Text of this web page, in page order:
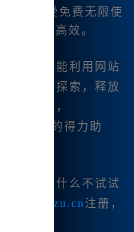
可以享受免费无限使
创作更高效。
趣，还能利用网站
中不断探索，释放
通用户，
旅程中的得力助
人，为什么不试试
www.bzu.cn 注册，